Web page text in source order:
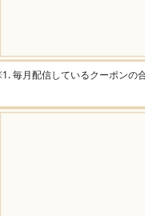
毎月配信しているクーポンの